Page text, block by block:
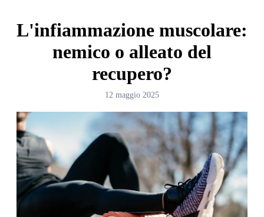
L'infiammazione muscolare:
nemico o alleato del
recupero?
12 maggio 2025